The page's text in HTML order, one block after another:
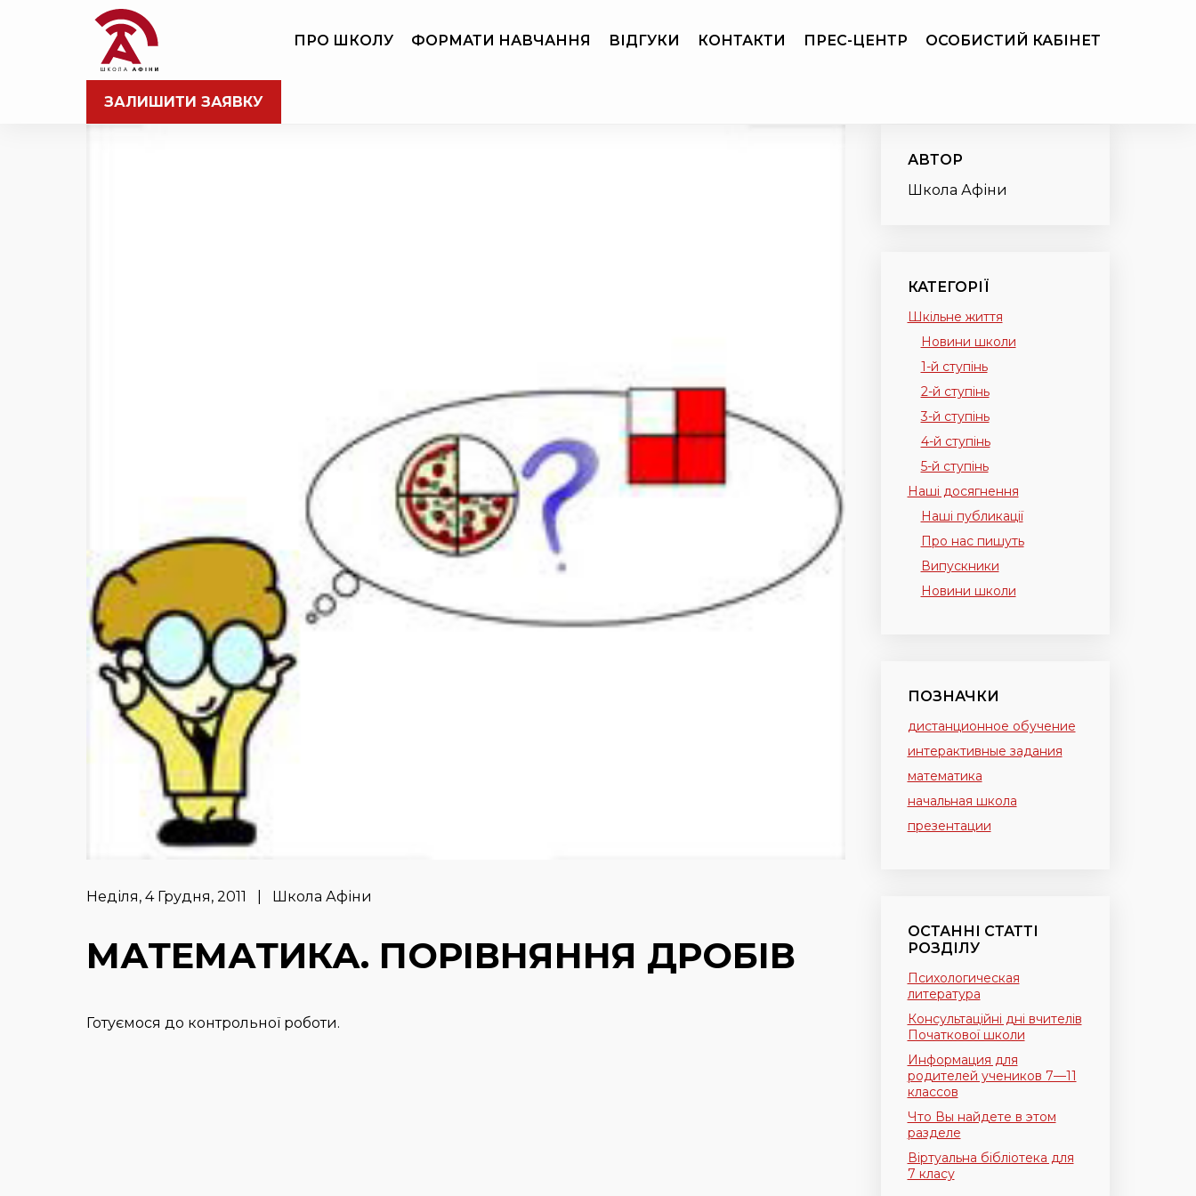
ПРО ШКОЛУ ФОРМАТИ НАВЧАННЯ ВІДГУКИ КОНТАКТИ ПРЕС-ЦЕНТР ОСОБИСТИЙ КАБІНЕТ
ЗАЛИШИТИ ЗАЯВКУ
Неділя, 4 Грудня, 2011 | Школа Афіни
МАТЕМАТИКА. ПОРІВНЯННЯ ДРОБІВ
Готуємося до контрольної роботи.
АВТОР
Школа Афіни
КАТЕГОРІЇ
Шкільне життя
Новини школи
1-й ступінь
2-й ступінь
3-й ступінь
4-й ступінь
5-й ступінь
Наші досягнення
Наші публикації
Про нас пишуть
Випускники
Новини школи
ПОЗНАЧКИ
дистанционное обучение
интерактивные задания
математика
начальная школа
презентации
ОСТАННІ СТАТТІ
РОЗДІЛУ
Психологическая
литература
Консультаційні дні вчителів
Початкової школи
Информация для
родителей учеников 7—11
классов
Что Вы найдете в этом
разделе
Віртуальна бібліотека для
7 класу